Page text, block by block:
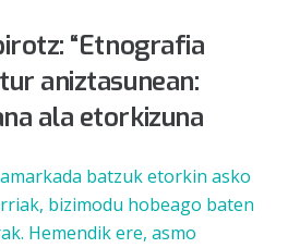
“Etnografia
aniztasunean:
ala etorkizuna
batzuk etorkin asko
bizimodu hobeago baten
Hemendik ere, asmo